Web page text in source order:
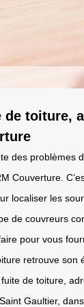
toiture,
des problèmes
Couverture.
localiser les
de couvreurs
pour vous
retrouve son
de toiture,
Gaultier,